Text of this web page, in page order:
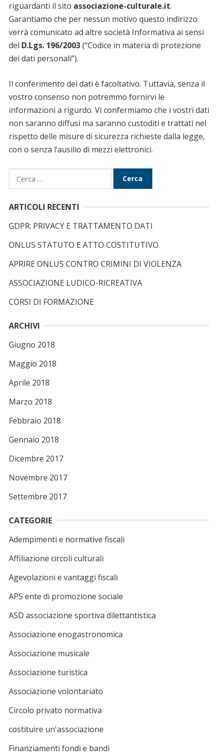
riguardanti il sito associazione-culturale.it.
Garantiamo che per nessun motivo questo indirizzo
verrà comunicato ad altre società Informativa ai sensi
del D.Lgs. 196/2003(“Codice in materia di protezione
dei dati personali”).
Il conferimento dei dati è facoltativo. Tuttavia, senza il
vostro consenso non potremmo fornirvi le
informazioni a rigurdo. Vi confermiamo che i vostri dati
non saranno diffusi ma saranno custoditi e trattati nel
rispetto delle misure di sicurezza richieste dalla legge,
con o senza l’ausilio di mezzi elettronici.
i
r
c
p
e
:
ARTICOLI RECENTI
GDPR: PRIVACY E TRATTAMENTO DATI
ONLUS STATUTO E ATTO COSTITUTIVO
APRIRE ONLUS CONTRO CRIMINI DI VIOLENZA
ASSOCIAZIONE LUDICO-RICREATIVA
CORSI DI FORMAZIONE
ARCHIVI
Giugno 2018
Maggio 2018
Aprile 2018
Marzo 2018
Febbraio 2018
Gennaio 2018
Dicembre 2017
Novembre 2017
Settembre 2017
CATEGORIE
Adempimenti e normative fiscali
Affiliazione circoli culturali
Agevolazioni e vantaggi fiscali
APS ente di promozione sociale
ASD associazione sportiva dilettantistica
Associazione enogastronomica
Associazione musicale
Associazione turistica
Associazione volontariato
Circolo privato normativa
costituire un'associazione
Finanziamenti fondi e bandi